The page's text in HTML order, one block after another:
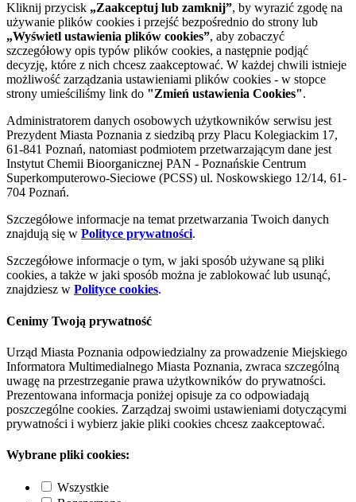
Kliknij przycisk „Zaakceptuj lub zamknij”, by wyrazić zgodę na
używanie plików cookies i przejść bezpośrednio do strony lub
„Wyświetl ustawienia plików cookies”, aby zobaczyć
szczegółowy opis typów plików cookies, a następnie podjąć
decyzję, które z nich chcesz zaakceptować. W każdej chwili istnieje
możliwość zarządzania ustawieniami plików cookies - w stopce
strony umieściliśmy link do "Zmień ustawienia Cookies".
Administratorem danych osobowych użytkowników serwisu jest
Prezydent Miasta Poznania z siedzibą przy Placu Kolegiackim 17,
61-841 Poznań, natomiast podmiotem przetwarzającym dane jest
Instytut Chemii Bioorganicznej PAN - Poznańskie Centrum
Superkomputerowo-Sieciowe (PCSS) ul. Noskowskiego 12/14, 61-
704 Poznań.
Szczegółowe informacje na temat przetwarzania Twoich danych
znajdują się w Polityce prywatności.
Szczegółowe informacje o tym, w jaki sposób używane są pliki
cookies, a także w jaki sposób można je zablokować lub usunąć,
znajdziesz w Polityce cookies.
Cenimy Twoją prywatność
Urząd Miasta Poznania odpowiedzialny za prowadzenie Miejskiego
Informatora Multimedialnego Miasta Poznania, zwraca szczególną
uwagę na przestrzeganie prawa użytkowników do prywatności.
Prezentowana informacja poniżej opisuje za co odpowiadają
poszczególne cookies. Zarządzaj swoimi ustawieniami dotyczącymi
prywatności i wybierz jakie pliki cookies chcesz zaakceptować.
Wybrane pliki cookies:
Wszystkie